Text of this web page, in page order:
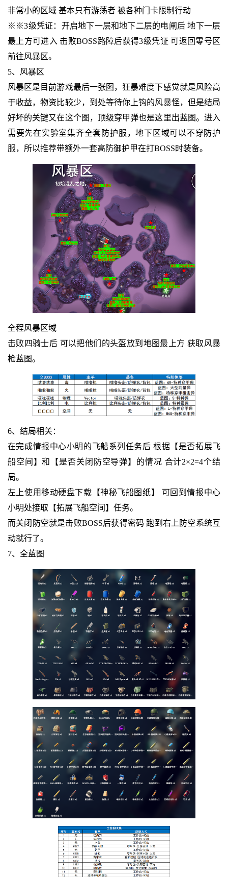
非常小的区域 基本只有游荡者 被各种门卡限制行动
※※3级凭证：开启地下一层和地下二层的电闸后 地下一层
最上方可进入 击败BOSS路障后获得3级凭证 可返回零号区
前往风暴区。
5、风暴区
风暴区是目前游戏最后一张图，狂暴难度下感觉就是风险高
于收益，物资比较少，到处等待你上钩的风暴怪，但是结局
好坏的关键又在这个图，顶级穿甲弹也是这里出蓝图。进入
需要先在实验室集齐全套防护服，地下区域可以不穿防护
服，所以推荐带额外一套高防御护甲在打BOSS时装备。
全程风暴区域
击败四骑士后 可以把他们的头盔放到地图最上方 获取风暴
枪蓝图。
6、结局相关：
在完成情报中心小明的飞船系列任务后 根据【是否拓展飞
船空间】和【是否关闭防空导弹】的情况 合计2×2=4个结
局。
左上使用移动硬盘下载【神秘飞船图纸】 可回到情报中心
小明处接取【拓展飞船空间】任务。
而关闭防空就是击败BOSS后获得密码 跑到右上防空系统互
动就行了。
7、全蓝图